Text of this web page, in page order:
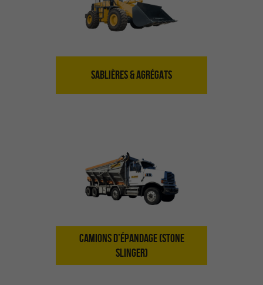
SABLIÈRES & AGRÉGATS
CAMIONS D’ÉPANDAGE (STONE
SLINGER)